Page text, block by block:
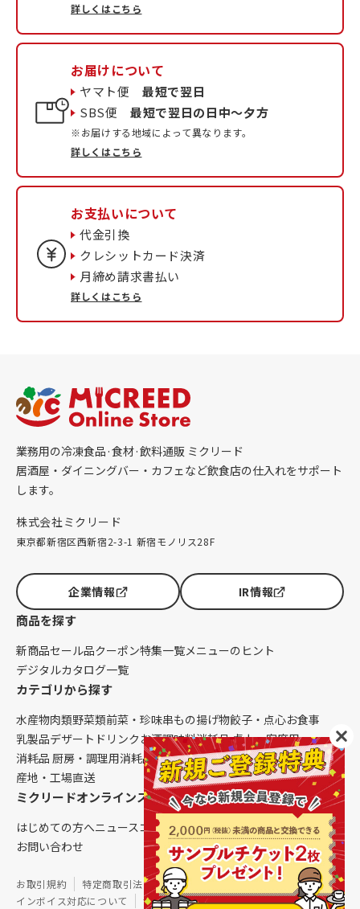
詳しくはこちら
お届けについて
ヤマト便最短で翌日
SBS便最短で翌日の日中〜夕方
※お届けする地域によって異なります。
詳しくはこちら
お支払いについて
代金引換
クレシットカード決済
月締め請求書払い
詳しくはこちら
業務用の冷凍食品·食材·飲料通販 ミクリード
居酒屋・ダイニングバー・カフェなど飲食店の仕入れをサポート
します。
株式会社ミクリード
東京都新宿区西新宿2-3-1 新宿モノリス28F
企業情報 IR情報
商品を探す
新商品セール品クーポン特集一覧メニューのヒント
デジタルカタログ一覧
カテゴリから探す
水産物肉類野菜類前菜・珍味串もの揚げ物餃子・点心お食事
乳製品デザート ドリンク お酒調味料消耗品 卓上・客席用
消耗品 厨房・調理用消耗品 クレンリネス生鮮品（配送便限定）
産地・工場直送
ミクリードオンラインストアについて
はじめての方へニュースコラムご利用ガイド会社概要
お問い合わせ
お取引規約 特定商取引法に基づく表記
個人情報保護方針
インボイス対応について
サイトマップ